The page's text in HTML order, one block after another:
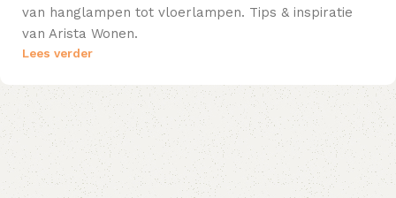
van hanglampen tot vloerlampen. Tips & inspiratie
van Arista Wonen.
Lees verder